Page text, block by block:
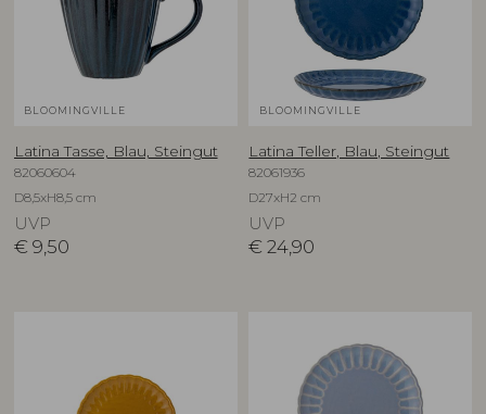
BLOOMINGVILLE
Latina Tasse, Blau, Steingut
82060604
D8,5xH8,5 cm
UVP
€ 9,50
BLOOMINGVILLE
Latina Teller, Blau, Steingut
82061936
D27xH2 cm
UVP
€ 24,90